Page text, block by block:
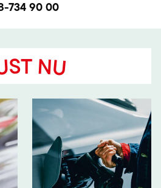
734 90 00
NU
18:00-20:00
Lediga Platser
241